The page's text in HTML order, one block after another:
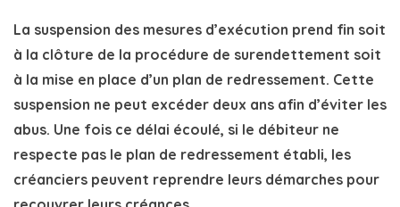
La suspension des mesures d’exécution prend fin soit
à la clôture de la procédure de surendettement soit
à la mise en place d’un plan de redressement. Cette
suspension ne peut excéder deux ans afin d’éviter les
abus. Une fois ce délai écoulé, si le débiteur ne
respecte pas le plan de redressement établi, les
créanciers peuvent reprendre leurs démarches pour